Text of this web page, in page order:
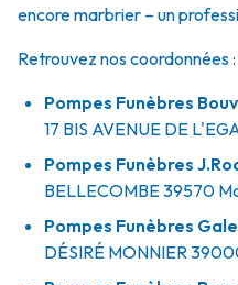
encore marbrier – un
Retrouvez nos coordonnées :
Pompes Funèbres
17 BIS AVENUE DE
Pompes Funèbres
BELLECOMBE39570
Pompes Funèbres
DÉSIRÉ MONNIER